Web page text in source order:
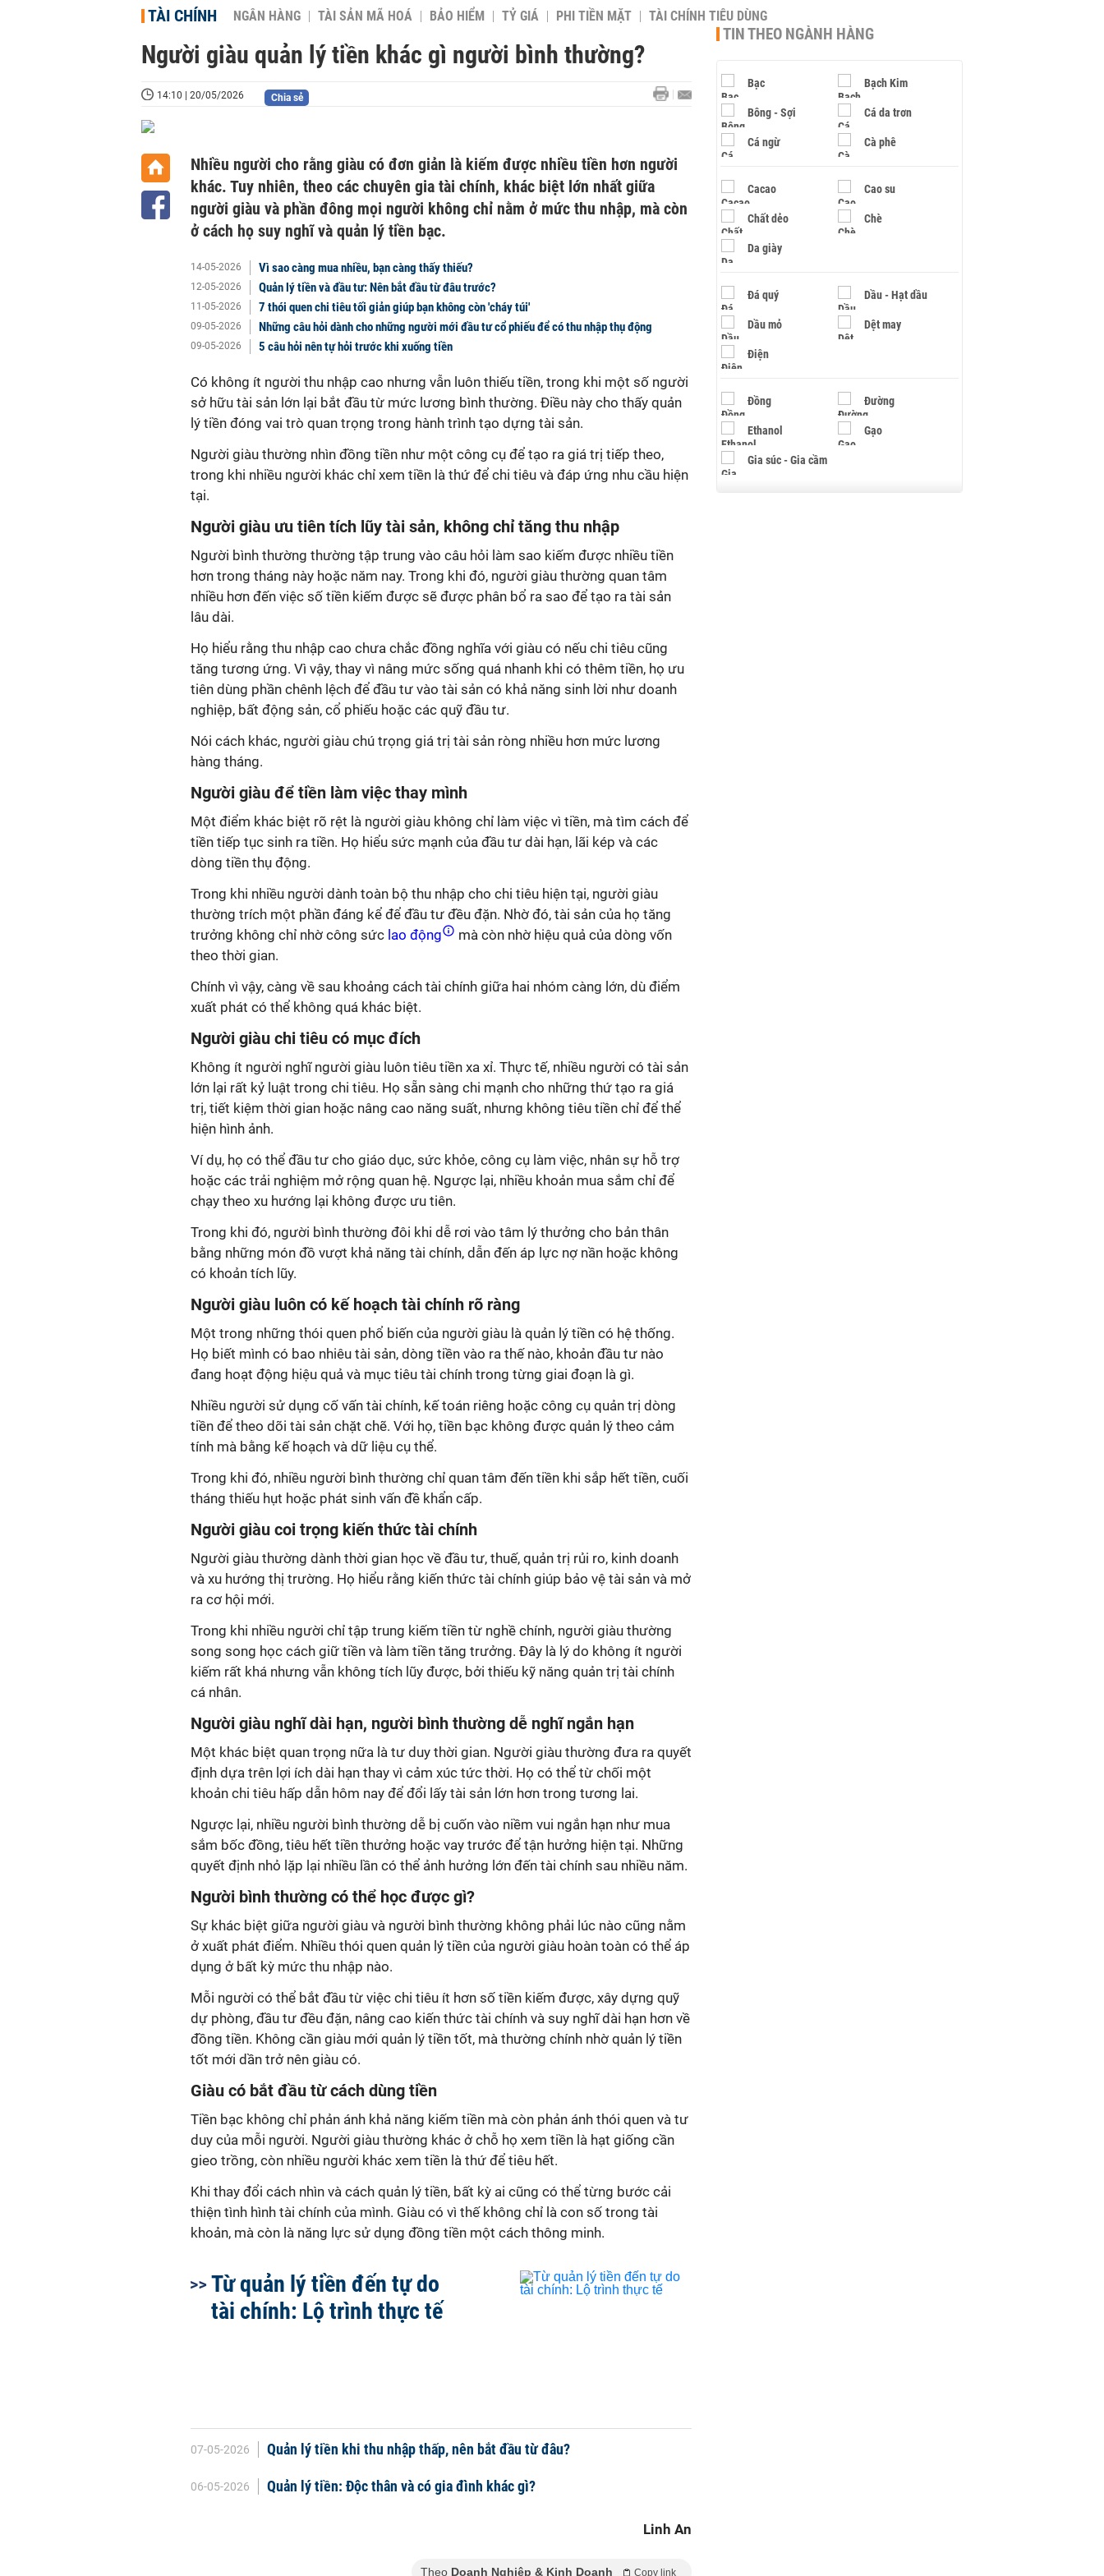
TÀI CHÍNH NGÂN HÀNG TÀI SẢN MÃ HOÁ BẢO HIỂM TỶ GIÁ PHI TIỀN MẶT TÀI CHÍNH TIÊU DÙNG
Người giàu quản lý tiền khác gì người bình thường?
14:10 | 20/05/2026 Chia sẻ
Nhiều người cho rằng giàu có đơn giản là kiếm được nhiều tiền hơn người
khác. Tuy nhiên, theo các chuyên gia tài chính, khác biệt lớn nhất giữa
người giàu và phần đông mọi người không chỉ nằm ở mức thu nhập, mà còn
ở cách họ suy nghĩ và quản lý tiền bạc.
14-05-2026 Vì sao càng mua nhiều, bạn càng thấy thiếu?
12-05-2026 Quản lý tiền và đầu tư: Nên bắt đầu từ đâu trước?
11-05-2026 7 thói quen chi tiêu tối giản giúp bạn không còn 'cháy túi'
09-05-2026 Những câu hỏi dành cho những người mới đầu tư cổ phiếu để có thu nhập thụ động
09-05-2026 5 câu hỏi nên tự hỏi trước khi xuống tiền
Có không ít người thu nhập cao nhưng vẫn luôn thiếu tiền, trong khi một số người
sở hữu tài sản lớn lại bắt đầu từ mức lương bình thường. Điều này cho thấy quản
lý tiền đóng vai trò quan trọng trong hành trình tạo dựng tài sản.
Người giàu thường nhìn đồng tiền như một công cụ để tạo ra giá trị tiếp theo,
trong khi nhiều người khác chỉ xem tiền là thứ để chi tiêu và đáp ứng nhu cầu hiện
tại.
Người giàu ưu tiên tích lũy tài sản, không chỉ tăng thu nhập
Người bình thường thường tập trung vào câu hỏi làm sao kiếm được nhiều tiền
hơn trong tháng này hoặc năm nay. Trong khi đó, người giàu thường quan tâm
nhiều hơn đến việc số tiền kiếm được sẽ được phân bổ ra sao để tạo ra tài sản
lâu dài.
Họ hiểu rằng thu nhập cao chưa chắc đồng nghĩa với giàu có nếu chi tiêu cũng
tăng tương ứng. Vì vậy, thay vì nâng mức sống quá nhanh khi có thêm tiền, họ ưu
tiên dùng phần chênh lệch để đầu tư vào tài sản có khả năng sinh lời như doanh
nghiệp, bất động sản, cổ phiếu hoặc các quỹ đầu tư.
Nói cách khác, người giàu chú trọng giá trị tài sản ròng nhiều hơn mức lương
hàng tháng.
Người giàu để tiền làm việc thay mình
Một điểm khác biệt rõ rệt là người giàu không chỉ làm việc vì tiền, mà tìm cách để
tiền tiếp tục sinh ra tiền. Họ hiểu sức mạnh của đầu tư dài hạn, lãi kép và các
dòng tiền thụ động.
Trong khi nhiều người dành toàn bộ thu nhập cho chi tiêu hiện tại, người giàu
thường trích một phần đáng kể để đầu tư đều đặn. Nhờ đó, tài sản của họ tăng
trưởng không chỉ nhờ công sức lao động
mà còn nhờ hiệu quả của dòng vốn
theo thời gian.
Chính vì vậy, càng về sau khoảng cách tài chính giữa hai nhóm càng lớn, dù điểm
xuất phát có thể không quá khác biệt.
Người giàu chi tiêu có mục đích
Không ít người nghĩ người giàu luôn tiêu tiền xa xỉ. Thực tế, nhiều người có tài sản
lớn lại rất kỷ luật trong chi tiêu. Họ sẵn sàng chi mạnh cho những thứ tạo ra giá
trị, tiết kiệm thời gian hoặc nâng cao năng suất, nhưng không tiêu tiền chỉ để thể
hiện hình ảnh.
Ví dụ, họ có thể đầu tư cho giáo dục, sức khỏe, công cụ làm việc, nhân sự hỗ trợ
hoặc các trải nghiệm mở rộng quan hệ. Ngược lại, nhiều khoản mua sắm chỉ để
chạy theo xu hướng lại không được ưu tiên.
Trong khi đó, người bình thường đôi khi dễ rơi vào tâm lý thưởng cho bản thân
bằng những món đồ vượt khả năng tài chính, dẫn đến áp lực nợ nần hoặc không
có khoản tích lũy.
Người giàu luôn có kế hoạch tài chính rõ ràng
Một trong những thói quen phổ biến của người giàu là quản lý tiền có hệ thống.
Họ biết mình có bao nhiêu tài sản, dòng tiền vào ra thế nào, khoản đầu tư nào
đang hoạt động hiệu quả và mục tiêu tài chính trong từng giai đoạn là gì.
Nhiều người sử dụng cố vấn tài chính, kế toán riêng hoặc công cụ quản trị dòng
tiền để theo dõi tài sản chặt chẽ. Với họ, tiền bạc không được quản lý theo cảm
tính mà bằng kế hoạch và dữ liệu cụ thể.
Trong khi đó, nhiều người bình thường chỉ quan tâm đến tiền khi sắp hết tiền, cuối
tháng thiếu hụt hoặc phát sinh vấn đề khẩn cấp.
Người giàu coi trọng kiến thức tài chính
Người giàu thường dành thời gian học về đầu tư, thuế, quản trị rủi ro, kinh doanh
và xu hướng thị trường. Họ hiểu rằng kiến thức tài chính giúp bảo vệ tài sản và mở
ra cơ hội mới.
Trong khi nhiều người chỉ tập trung kiếm tiền từ nghề chính, người giàu thường
song song học cách giữ tiền và làm tiền tăng trưởng. Đây là lý do không ít người
kiếm rất khá nhưng vẫn không tích lũy được, bởi thiếu kỹ năng quản trị tài chính
cá nhân.
Người giàu nghĩ dài hạn, người bình thường dễ nghĩ ngắn hạn
Một khác biệt quan trọng nữa là tư duy thời gian. Người giàu thường đưa ra quyết
định dựa trên lợi ích dài hạn thay vì cảm xúc tức thời. Họ có thể từ chối một
khoản chi tiêu hấp dẫn hôm nay để đổi lấy tài sản lớn hơn trong tương lai.
Ngược lại, nhiều người bình thường dễ bị cuốn vào niềm vui ngắn hạn như mua
sắm bốc đồng, tiêu hết tiền thưởng hoặc vay trước để tận hưởng hiện tại. Những
quyết định nhỏ lặp lại nhiều lần có thể ảnh hưởng lớn đến tài chính sau nhiều năm.
Người bình thường có thể học được gì?
Sự khác biệt giữa người giàu và người bình thường không phải lúc nào cũng nằm
ở xuất phát điểm. Nhiều thói quen quản lý tiền của người giàu hoàn toàn có thể áp
dụng ở bất kỳ mức thu nhập nào.
Mỗi người có thể bắt đầu từ việc chi tiêu ít hơn số tiền kiếm được, xây dựng quỹ
dự phòng, đầu tư đều đặn, nâng cao kiến thức tài chính và suy nghĩ dài hạn hơn về
đồng tiền. Không cần giàu mới quản lý tiền tốt, mà thường chính nhờ quản lý tiền
tốt mới dần trở nên giàu có.
Giàu có bắt đầu từ cách dùng tiền
Tiền bạc không chỉ phản ánh khả năng kiếm tiền mà còn phản ánh thói quen và tư
duy của mỗi người. Người giàu thường khác ở chỗ họ xem tiền là hạt giống cần
gieo trồng, còn nhiều người khác xem tiền là thứ để tiêu hết.
Khi thay đổi cách nhìn và cách quản lý tiền, bất kỳ ai cũng có thể từng bước cải
thiện tình hình tài chính của mình. Giàu có vì thế không chỉ là con số trong tài
khoản, mà còn là năng lực sử dụng đồng tiền một cách thông minh.
Từ quản lý tiền đến tự do
tài chính: Lộ trình thực tế
07-05-2026 Quản lý tiền khi thu nhập thấp, nên bắt đầu từ đâu?
06-05-2026 Quản lý tiền: Độc thân và có gia đình khác gì?
Linh An
Theo Doanh Nghiệp & Kinh Doanh Copy link
TIN THEO NGÀNH HÀNG
Bạc Bạch Kim
Bông - Sợi Cá da trơn
Cá ngừ Cà phê
Cacao Cao su
Chất dẻo Chè
Da giày
Đá quý Dầu - Hạt dầu
Dầu mỏ Dệt may
Điện
Đồng Đường
Ethanol Gạo
Gia súc - Gia cầm